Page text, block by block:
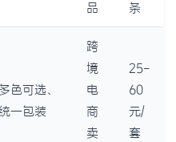
品
条
多色可选、
一包装
跨
境
电
商
卖
25-
60
元/
套